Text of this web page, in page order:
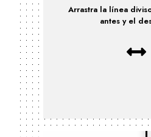
Arrastra la línea
antes y el